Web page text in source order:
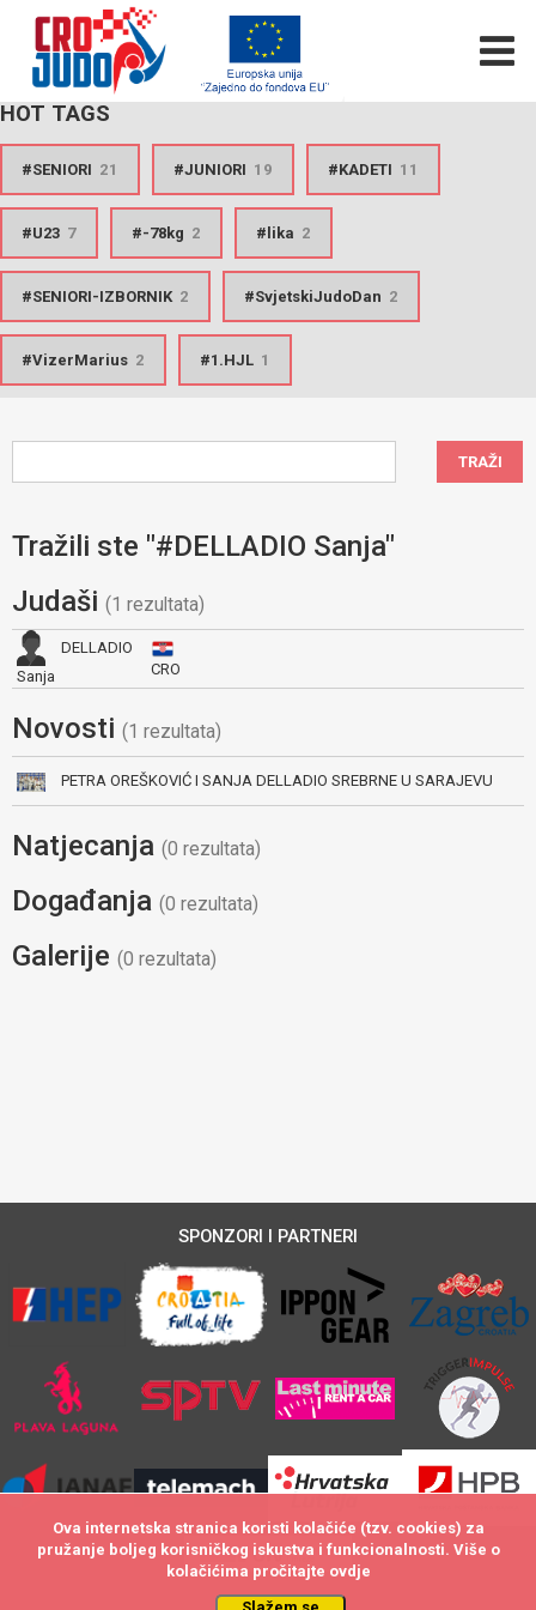
HOT TAGS
SENIORI 21 JUNIORI 19 KADETI 11
U23 7 -78kg 2 lika 2
SENIORI-IZBORNIK 2 SvjetskiJudoDan 2
VizerMarius 2 1.HJL 1
Tražili ste "#DELLADIO Sanja"
Judaši (1 rezultata)
DELLADIO
Sanja
CRO
Novosti (1 rezultata)
PETRA OREŠKOVIĆ I SANJA DELLADIO SREBRNE U SARAJEVU
Natjecanja (0 rezultata)
Događanja (0 rezultata)
Galerije (0 rezultata)
Ova internetska stranica koristi kolačiće (tzv. cookies) za
pružanje boljeg korisničkog iskustva i funkcionalnosti. Više o
kolačićima pročitajte ovdje
SPONZORI I PARTNERI
Ova internetska stranica koristi kolačiće (tzv. cookies) za
pružanje boljeg korisničkog iskustva i funkcionalnosti. Više o
kolačićima pročitajte ovdje